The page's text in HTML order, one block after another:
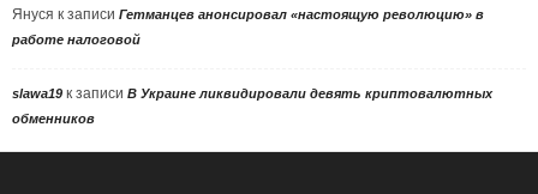
Януся к записи Гетманцев анонсировал «настоящую революцию» в
работе налоговой
slawa19 к записи В Украине ликвидировали девять криптовалютных
обменников